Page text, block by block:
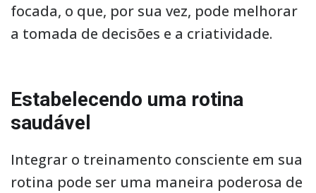
focada, o que, por sua vez, pode melhorar
a tomada de decisões e a criatividade.
Estabelecendo uma rotina
saudável
Integrar o treinamento consciente em sua
rotina pode ser uma maneira poderosa de